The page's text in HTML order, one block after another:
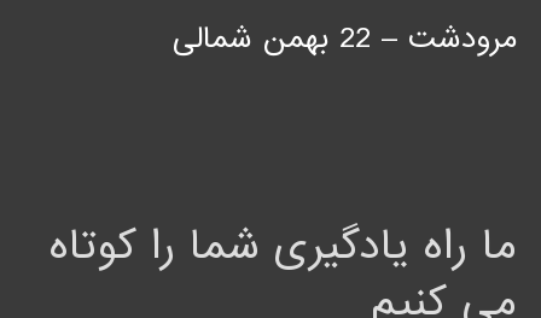
مرودشت – 22 بهمن شمالی
ما راه یادگیری شما را کوتاه
می کنیم